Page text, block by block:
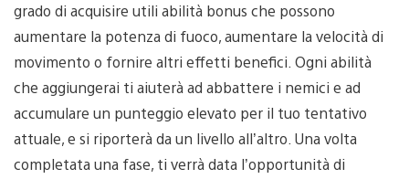
grado di acquisire utili abilità bonus che possono
aumentare la potenza di fuoco, aumentare la velocità di
movimento o fornire altri effetti benefici. Ogni abilità
che aggiungerai ti aiuterà ad abbattere i nemici e ad
accumulare un punteggio elevato per il tuo tentativo
attuale, e si riporterà da un livello all’altro. Una volta
completata una fase, ti verrà data l’opportunità di